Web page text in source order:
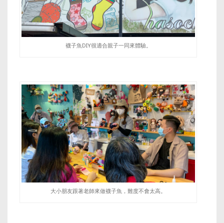
襪子魚DIY很適合親子一同來體驗。
大小朋友跟著老師來做襪子魚，難度不會太高。